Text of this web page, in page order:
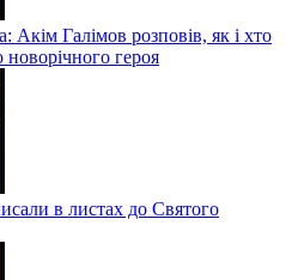
Акім Галімов розповів, як і хто
новорічного героя
в листах до Святого